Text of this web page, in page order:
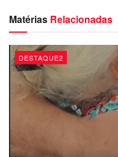
Serviço:
AnimaCentro Praça da
de Clown
Dia: domingo,10.11
Local: Praça da
Matérias Relacionadas
DESTAQUE2